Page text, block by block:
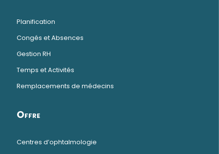
Planification
Congés et Absences
Gestion RH
Temps et Activités
Remplacements de médecins
Offre
Centres d’ophtalmologie